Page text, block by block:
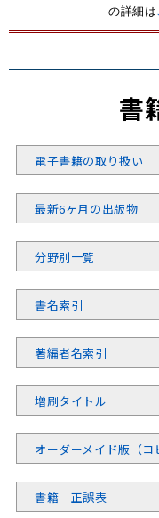
の詳細は
書
電子書籍の取り扱い
最新6ヶ月の出版物
分野別一覧
書名索引
著編者名索引
増刷タイトル
オーダーメイド版（コ
書籍 正誤表